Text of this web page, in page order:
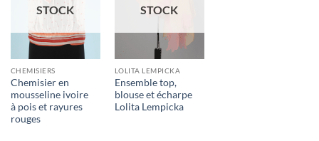
STOCK
CHEMISIERS
Chemisier en
mousseline ivoire
à pois et rayures
rouges
STOCK
LOLITA LEMPICKA
Ensemble top,
blouse et écharpe
Lolita Lempicka